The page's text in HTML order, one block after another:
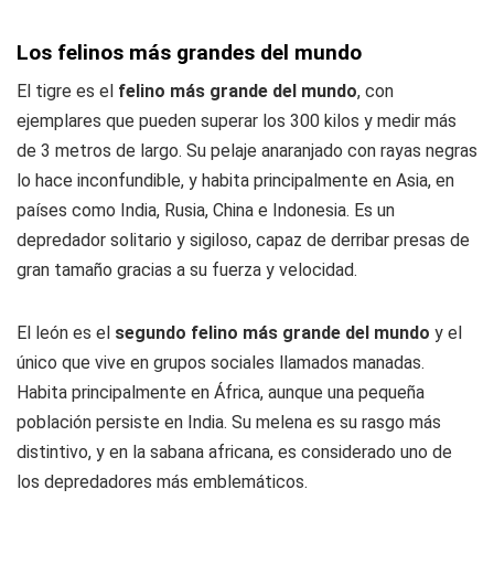
Los felinos más grandes del mundo
El tigre es el felino más grande del mundo, con
ejemplares que pueden superar los 300 kilos y medir más
de 3 metros de largo. Su pelaje anaranjado con rayas negras
lo hace inconfundible, y habita principalmente en Asia, en
países como India, Rusia, China e Indonesia. Es un
depredador solitario y sigiloso, capaz de derribar presas de
gran tamaño gracias a su fuerza y velocidad.
El león es el segundo felino más grande del mundo y el
único que vive en grupos sociales llamados manadas.
Habita principalmente en África, aunque una pequeña
población persiste en India. Su melena es su rasgo más
distintivo, y en la sabana africana, es considerado uno de
los depredadores más emblemáticos.